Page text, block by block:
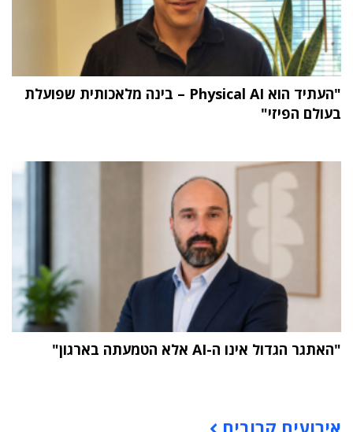
"העתיד הוא Physical AI – בינה מלאכותית שפועלת
בעולם הפיזי"
"האתגר הגדול אינו ה-AI אלא הטמעתה בארגון"
אירועים קרובים